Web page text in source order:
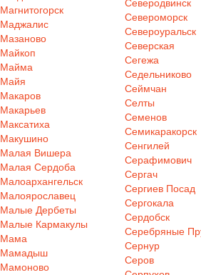
Магнитогорск
Маджалис
Мазаново
Майкоп
Майма
Майя
Макаров
Макарьев
Максатиха
Макушино
Малая Вишера
Малая Сердоба
Малоархангельск
Малоярославец
Малые Дербеты
Малые Кармакулы
Мама
Мамадыш
Мамоново
Северодвинск
Североморск
Североуральск
Северская
Сегежа
Седельниково
Сеймчан
Селты
Семенов
Семикаракорск
Сенгилей
Серафимович
Сергач
Сергиев Посад
Сергокала
Сердобск
Серебряные
Сернур
Серов